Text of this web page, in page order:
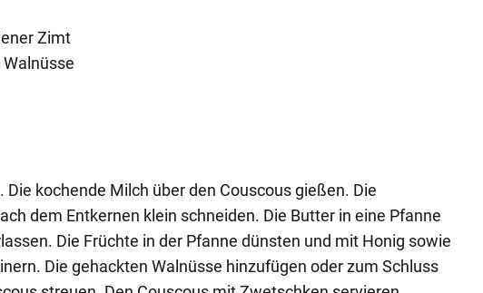
Zimt
Die kochende Milch über den Couscous gießen. Die
dem Entkernen klein schneiden. Die Butter in eine Pfanne
Die Früchte in der Pfanne dünsten und mit Honig sowie
Die gehackten Walnüsse hinzufügen oder zum Schluss